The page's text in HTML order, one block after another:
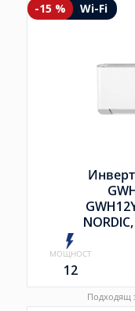
-15 % Wi-Fi
МОЩНОСТ
12
Подходящ